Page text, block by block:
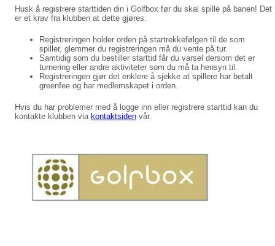
Husk å registrere starttiden din i Golfbox før du skal spille på banen! Det
er et krav fra klubben at dette gjøres.
Registreringen holder orden på startrekkefølgen til de som
spiller, glemmer du registreringen må du vente på tur.
Samtidig som du bestiller starttid får du varsel dersom det er
turnering eller andre aktiviteter som du må ta hensyn til.
Registreringen gjør det enklere å sjekke at spillere har betalt
greenfee og har medlemskapet i orden.
Hvis du har problemer med å logge inn eller registrere starttid kan du
kontakte klubben via kontaktsiden vår.